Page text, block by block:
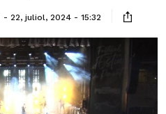
22, juliol, 2024 - 15:32